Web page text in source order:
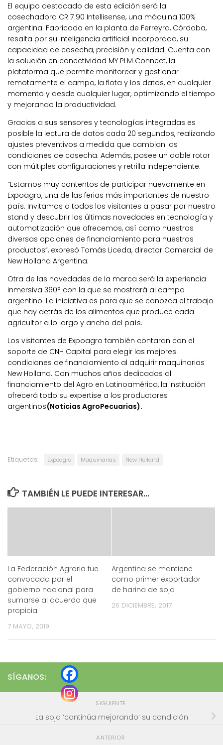
El equipo destacado de esta edición será la
cosechadora CR 7.90 Intellisense, una máquina 100%
argentina. Fabricada en la planta de Ferreyra, Córdoba,
resalta por su inteligencia artificial incorporada, su
capacidad de cosecha, precisión y calidad. Cuenta con
la solución en conectividad MY PLM Connect, la
plataforma que permite monitorear y gestionar
remotamente el campo, la flota y los datos, en cualquier
momento y desde cualquier lugar, optimizando el tiempo
y mejorando la productividad.
Gracias a sus sensores y tecnologías integradas es
posible la lectura de datos cada 20 segundos, realizando
ajustes preventivos a medida que cambian las
condiciones de cosecha. Además, posee un doble rotor
con múltiples configuraciones y retrilla independiente.
“Estamos muy contentos de participar nuevamente en
Expoagro, una de las ferias más importantes de nuestro
país. Invitamos a todos los visitantes a pasar por nuestro
stand y descubrir las últimas novedades en tecnología y
automatización que ofrecemos, así como nuestras
diversas opciones de financiamiento para nuestros
productos”, expresó Tomás Liceda, director Comercial de
New Holland Argentina.
Otra de las novedades de la marca será la experiencia
inmersiva 360° con la que se mostrará al campo
argentino. La iniciativa es para que se conozca el trabajo
que hay detrás de los alimentos que produce cada
agricultor a lo largo y ancho del país.
Los visitantes de Expoagro también contaran con el
soporte de CNH Capital para elegir las mejores
condiciones de financiamiento al adquirir maquinarias
New Holland. Con muchos años dedicados al
financiamiento del Agro en Latinoamérica, la institución
ofrecerá todo su expertise a los productores
argentinos(Noticias AgroPecuarias).
Etiquetas: Expoagro Maquinarias New Holland
TAMBIÉN LE PUEDE INTERESAR...
La Federación Agraria fue
convocada por el
gobierno nacional para
sumarse al acuerdo que
propicia
7 MAYO, 2019
Argentina se mantiene
como primer exportador
de harina de soja
26 DICIEMBRE, 2017
SÍGANOS:
SIGUIENTE
La soja ‘continúa mejorando’ su condición
ANTERIOR